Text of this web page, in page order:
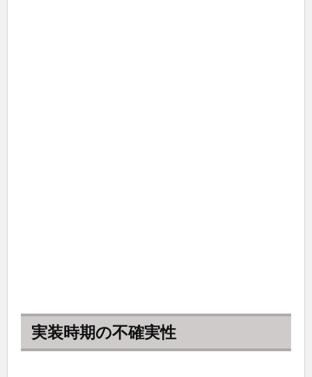
実装時期の不確実性